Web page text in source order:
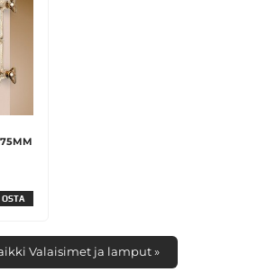
OSTA
Valaisimet ja lamput »